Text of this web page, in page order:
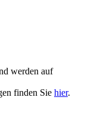
werden auf
finden Sie hier.